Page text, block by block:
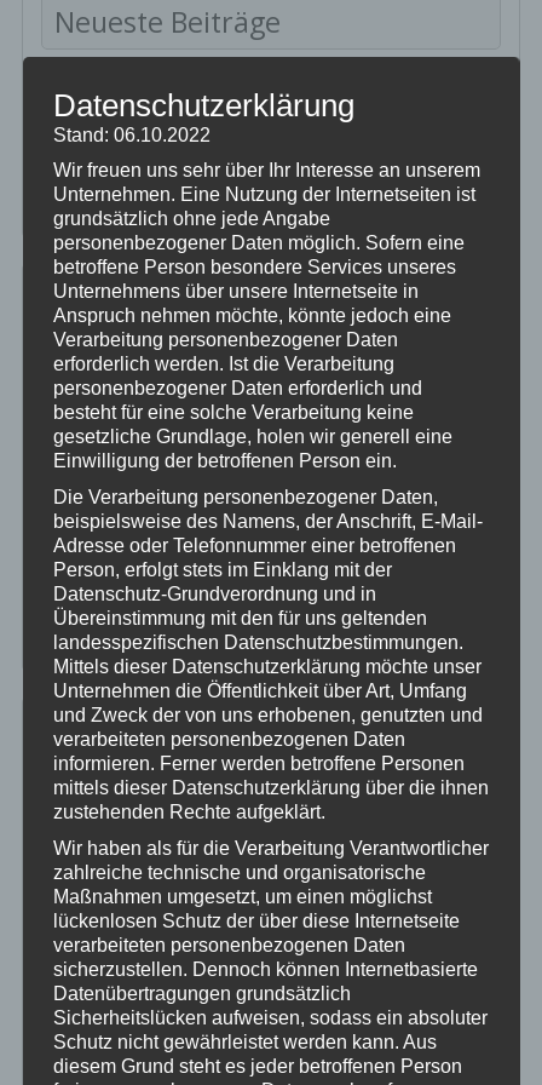
Neueste Beiträge
Clever gelöst…DER PINÖPEL
Darf ich vorstellen…unsere Neue
Can Am und der Cyberangriff…
Rauchen gefährdet die Gesundheit….
Dies & Das
„Klamotten im Offroadpark“, was trägst Du?
Die Würfel sind gefallen…
When the shit hits the fan…der Fluchtrucksack
Hilfe für die Ukraine, auch wir haben geholfen
sehr enttäuschend…Akaso Brave 7 Action Cam
5 Jahre Can Am Outlander 400 Max EFI…
Herzlich Willkommen Tim & Isa
Danke Stefan….
Unser „Draufgänger“ im September
Offroad Deutschland
03197 Jänschwalde
04880 Elsnig (bei Torgau)
27628 Wulbüttel
34497 Bad Arolsen-Mengeringhausen
39649 Peckfitz Gardelegen 09-2020
39649 Peckfitz Gardelegen 04-2019
39649 Peckfitz Gardelegen 2019
39649 Peckfitz Gardelegen 2018
49584 Fürstenau 2019
49584 Fürstenau 2018
Datenschutzerklärung
Stand: 06.10.2022
Wir freuen uns sehr über Ihr Interesse an unserem
Unternehmen. Eine Nutzung der Internetseiten ist
grundsätzlich ohne jede Angabe
personenbezogener Daten möglich. Sofern eine
betroffene Person besondere Services unseres
Unternehmens über unsere Internetseite in
Anspruch nehmen möchte, könnte jedoch eine
Verarbeitung personenbezogener Daten
erforderlich werden. Ist die Verarbeitung
personenbezogener Daten erforderlich und
besteht für eine solche Verarbeitung keine
gesetzliche Grundlage, holen wir generell eine
Einwilligung der betroffenen Person ein.
Die Verarbeitung personenbezogener Daten,
beispielsweise des Namens, der Anschrift, E-Mail-
Adresse oder Telefonnummer einer betroffenen
Person, erfolgt stets im Einklang mit der
Datenschutz-Grundverordnung und in
Übereinstimmung mit den für uns geltenden
landesspezifischen Datenschutzbestimmungen.
Mittels dieser Datenschutzerklärung möchte unser
Unternehmen die Öffentlichkeit über Art, Umfang
und Zweck der von uns erhobenen, genutzten und
verarbeiteten personenbezogenen Daten
informieren. Ferner werden betroffene Personen
mittels dieser Datenschutzerklärung über die ihnen
zustehenden Rechte aufgeklärt.
Wir haben als für die Verarbeitung Verantwortlicher
zahlreiche technische und organisatorische
Maßnahmen umgesetzt, um einen möglichst
lückenlosen Schutz der über diese Internetseite
verarbeiteten personenbezogenen Daten
sicherzustellen. Dennoch können Internetbasierte
Datenübertragungen grundsätzlich
Sicherheitslücken aufweisen, sodass ein absoluter
Schutz nicht gewährleistet werden kann. Aus
diesem Grund steht es jeder betroffenen Person